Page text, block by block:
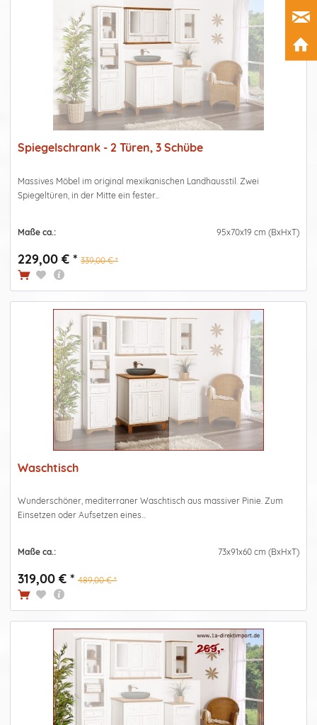
Spiegelschrank - 2 Türen, 3 Schübe
Massives Möbel im original mexikanischen Landhausstil. Zwei
Spiegeltüren, in der Mitte ein fester...
Maße ca.: 95x70x19 cm (BxHxT)
229,00 € * 339,00 € *
Waschtisch
Wunderschöner, mediterraner Waschtisch aus massiver Pinie. Zum
Einsetzen oder Aufsetzen eines...
Maße ca.: 73x91x60 cm (BxHxT)
319,00 € * 489,00 € *